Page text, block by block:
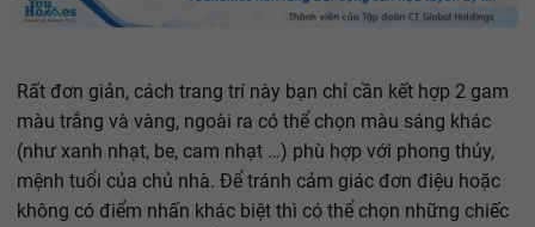
Rất đơn giản, cách trang trí này bạn chỉ cần kết hợp 2 gam
màu trắng và vàng, ngoài ra có thể chọn màu sáng khác
(như xanh nhạt, be, cam nhạt …) phù hợp với phong thủy,
mệnh tuổi của chủ nhà. Để tránh cảm giác đơn điệu hoặc
không có điểm nhấn khác biệt thì có thể chọn những chiếc